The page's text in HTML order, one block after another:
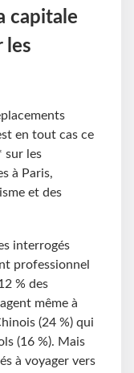
capitale
les
en tout cas ce
sur les
à Paris,
et des
interrogés
professionnel
% des
même à
(24 %) qui
(16 %). Mais
à voyager vers